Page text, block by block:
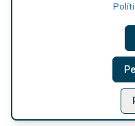
que se materializan las
lo que se imagina y lo
punto, la herramienta no
nueva forma de
resto ya depende de